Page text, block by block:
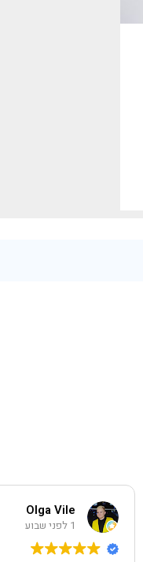
Olga Vile
1 לפני שבוע